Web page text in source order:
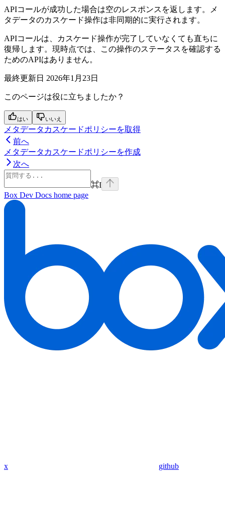
APIコールが成功した場合は空のレスポンスを返します。メ
タデータのカスケード操作は非同期的に実行されます。
APIコールは、カスケード操作が完了していなくても直ちに
復帰します。現時点では、この操作のステータスを確認する
ためのAPIはありません。
最終更新日 2026年1月23日
このページは役に立ちましたか？
はい いいえ
メタデータカスケードポリシーを取得
前へ
メタデータカスケードポリシーを作成
次へ
⌘I
Box Dev Docs home page
x github